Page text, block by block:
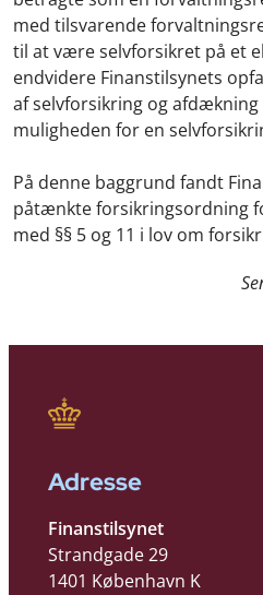
med tilsvarende
til at være selvforsikret på et
endvidere Finanstilsynets
af selvforsikring og
muligheden for en
På denne baggrund fandt
påtænkte forsikringsordning
med §§ 5 og 11 i lov om
Adresse
Finanstilsynet
Strandgade 29
1401 København K